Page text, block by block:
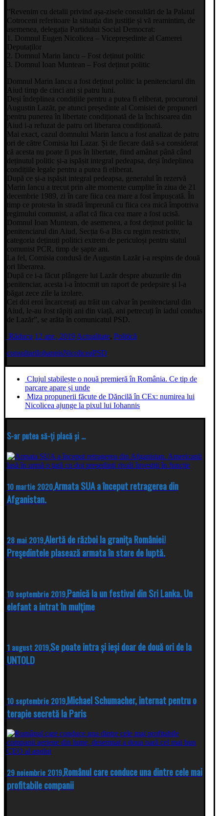
”Revenim cu detalii privind așa-zisele consultări de la Palatul
Cotroceni referitoare la situația din justiție și vă reamintim, de
asemenea, delegația Partidului Social Democrat:
1. Domnul Eugen Nicolicea – Vicepreședinte al Camerei
Deputaților
2. Domnul Marin Iancu – Fost deținut politic
3. Domnul Ioan Muntean – Fost deținut politic
Domnul Marin Iancu a fost deținut politic la penitenciarul din
Aiud timp de cinci ani și patru luni.
Deși îndeplinea condițiile pentru a putea fi eliberat, procurorul
Augustin Lazăr, pe atunci președinte al Comisiei de propuneri
pentru punerea în libertate condiționată de la închisoarea din
Aiud i-a refuzat de patru ori liberarea condiționată.
Mai exact, cazul domnului Marin Iancu a fost analizat de patru
ori de către Comisia lui Lazar. Și de fiecare dată s-a considerat
că acesta nu poate fi pus în libertate, fiind amânat până când
deținutul politic și-a ispășit integral pedeapsa, deși îndeplinea
condițiile legale pentru a putea fi eliberat.
După ce și-a ispășit integral pedeapsa, generalul în rezervă
Marin Iancu a trecut prin alte momente cumplite în ziua de 21
decembrie 1989, zi în care fiica cea mare a fost împușcată. În
timp ce protesta în stradă împreună cu fiica cea mică împotriva
regimului comunist, a aflat că fiica cea mare a fost ucisă.
Domnul Ioan Muntean, de asemenea, a fost deținut politic la
penitenciarul din Aiud, Secția 6-a Bis cu regim restrictiv,
categoria deținuți politici extrem de periculoși pentru statul
comunist PCR, timp de șapte ani.
La fel, Comisia condusă de Augustin Lazăr i-a respins de două
ori liberarea.
După ce i-a făcut plângere lui Lazăr despre abuzurile din
penitenciar, acesta i-a întocmit un raport de pedepsire și l-a
băgat zece zile la izolare.
Cei doi eroi încarcerați au trăit un calvar în penitenciarul din
Aiud, le-au fost răpiți ani din viață, ani petrecuți în iadul condus
de Lazăr”, se arăta în comunicatul PSD.
Răducu 12 apr., 2019Actualitate, Politică
consultariIohannisNicoliceaPSD
Clujul stabilește o nouă premieră în România. Ce tip de
parcare apare și unde
Miza propunerii făcute de Dăncilă în CEx: numirea lui
Nicolicea ajunge la pixul lui Iohannis
S-ar putea să-ți placă și ...
10 martie 2020,Armata SUA a început retragerea din
Afganistan.
28 mai 2019,Alertă de război la graniţa României!
Preşedintele plasează armata în stare de luptă.
10 septembrie 2019,Panică la un festival din Sri Lanka. Un
elefant a intrat în mulțime
1 august 2019,Se poate intra și ieși doar de două ori de la
UNTOLD
10 septembrie 2019,Michael Schumacher, internat pentru o
terapie secretă la Paris
29 noiembrie 2019,Românul care conduce una dintre cele mai
profitabile companii